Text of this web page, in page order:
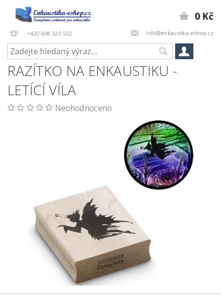
+420 608 320 502 info@enkaustika-eshop.cz
0 Kč
RAZÍTKO NA ENKAUSTIKU -
LETÍCÍ VÍLA
Neohodnoceno